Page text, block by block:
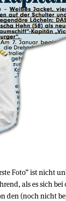
Foto” ist nicht
als es sich
den (noch nicht